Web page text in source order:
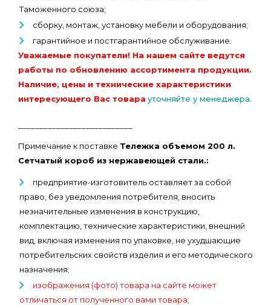
Таможенного союза;
сборку, монтаж, установку мебели и оборудования;
гарантийное и постгарантийное обслуживание.
Уважаемые покупатели! На нашем сайте ведутся
работы по обновлению ассортимента продукции.
Наличие, цены и технические характеристики
интересующего Вас товара уточняйте у менеджера.
Примечание к поставке Тележка объемом 200 л.
Сетчатый короб из нержавеющей стали.:
предприятие-изготовитель оставляет за собой
право, без уведомления потребителя, вносить
незначительные изменения в конструкцию,
комплектацию, технические характеристики, внешний
вид, включая изменения по упаковке, не ухудшающие
потребительских свойств изделия и его методического
назначения;
изображения (фото) товара на сайте может
отличаться от полученного вами товара;